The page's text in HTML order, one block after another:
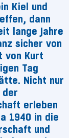
Kiel und
dann
lange Jahre
sicher von
von Kurt
Tag
Nicht nur
der
erleben
1940 in die
und